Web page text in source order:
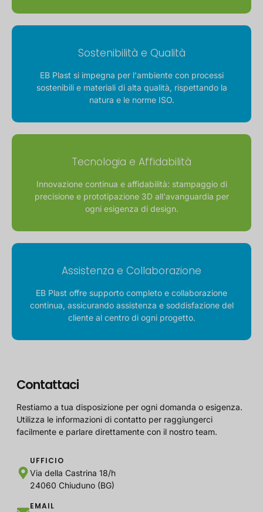
Sostenibilità e Qualità
EB Plast si impegna per l'ambiente con processi
sostenibili e materiali di alta qualità, rispettando la
natura e le norme ISO.
Tecnologia e Affidabilità
Innovazione continua e affidabilità: stampaggio di
precisione e prototipazione 3D all'avanguardia per
ogni esigenza di design.
Assistenza e Collaborazione
EB Plast offre supporto completo e collaborazione
continua, assicurando assistenza e soddisfazione del
cliente al centro di ogni progetto.
Contattaci
Restiamo a tua disposizione per ogni domanda o esigenza.
Utilizza le informazioni di contatto per raggiungerci
facilmente e parlare direttamente con il nostro team.
UFFICIO
Via della Castrina 18/h
24060 Chiuduno (BG)
EMAIL